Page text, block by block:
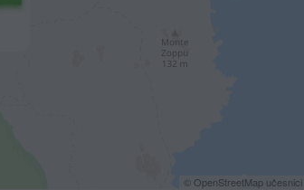
© OpenStreetMap učesnici